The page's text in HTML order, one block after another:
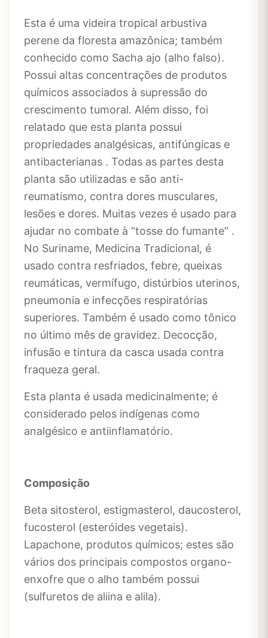
Esta é uma videira tropical arbustiva
perene da floresta amazônica; também
conhecido como Sacha ajo (alho falso).
Possui altas concentrações de produtos
químicos associados à supressão do
crescimento tumoral. Além disso, foi
relatado que esta planta possui
propriedades analgésicas, antifúngicas e
antibacterianas . Todas as partes desta
planta são utilizadas e são anti-
reumatismo, contra dores musculares,
lesões e dores. Muitas vezes é usado para
ajudar no combate à “tosse do fumante” .
No Suriname, Medicina Tradicional, é
usado contra resfriados, febre, queixas
reumáticas, vermífugo, distúrbios uterinos,
pneumonia e infecções respiratórias
superiores. Também é usado como tônico
no último mês de gravidez. Decocção,
infusão e tintura da casca usada contra
fraqueza geral.
Esta planta é usada medicinalmente; é
considerado pelos indígenas como
analgésico e antiinflamatório.
Composição
Beta sitosterol, estigmasterol, daucosterol,
fucosterol (esteróides vegetais).
Lapachone, produtos químicos; estes são
vários dos principais compostos organo-
enxofre que o alho também possui
(sulfuretos de aliina e alila).